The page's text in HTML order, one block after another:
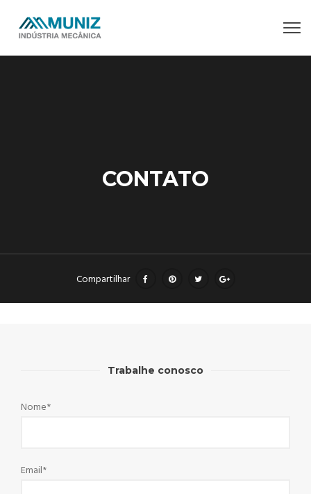
CONTATO
Compartilhar
Trabalhe conosco
Nome*
Email*